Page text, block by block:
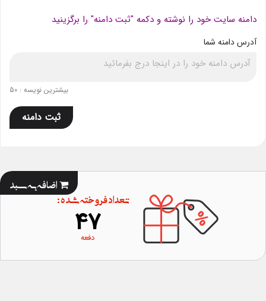
دامنه سایت خود را نوشته و دکمه "ثبت دامنه" را برگزینید
آدرس دامنه شما
بیشترین نویسه : 50
ثبت دامنه
اضافه به سبد
تعداد فروخته شده :
47
دفعه